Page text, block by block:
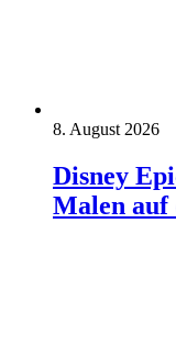
8. August 2026
Disney
Malen auf